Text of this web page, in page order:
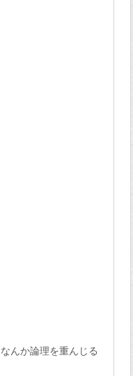
んか論理を重んじる